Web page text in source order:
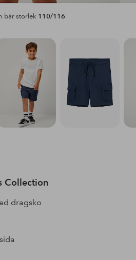
bär storlek 110/116
Collection
dragsko